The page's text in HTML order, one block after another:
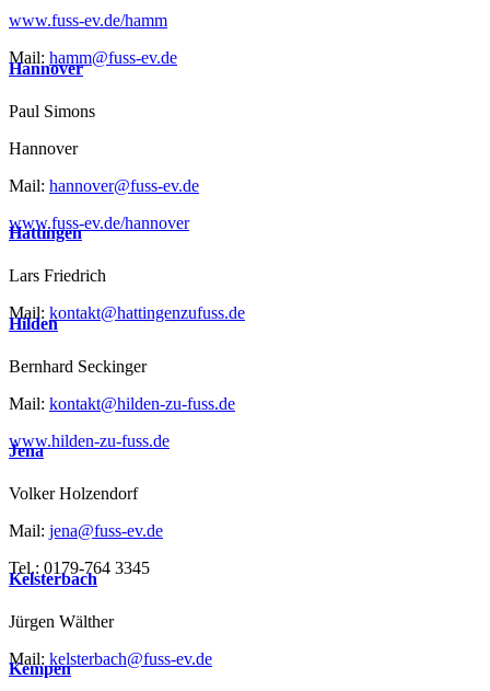
www.fuss-ev.de/hamm
Mail: hamm@fuss-ev.de
Hannover
Paul Simons
Hannover
Mail: hannover@fuss-ev.de
www.fuss-ev.de/hannover
Hattingen
Lars Friedrich
Mail: kontakt@hattingenzufuss.de
Hilden
Bernhard Seckinger
Mail: kontakt@hilden-zu-fuss.de
www.hilden-zu-fuss.de
Jena
Volker Holzendorf
Mail: jena@fuss-ev.de
Tel.: 0179-764 3345
Kelsterbach
Jürgen Wälther
Mail: kelsterbach@fuss-ev.de
Kempen